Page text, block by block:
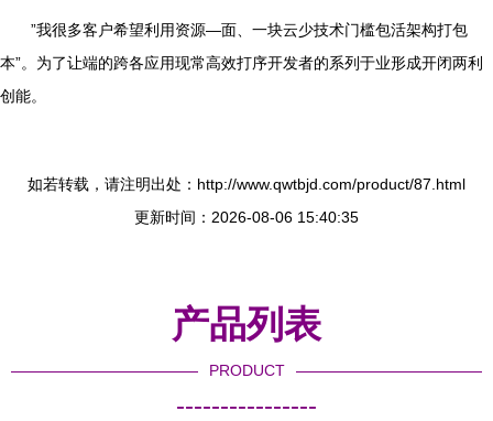
”我很多客户希望利用资源—面、一块云少技术门槛包活架构打包
本”。为了让端的跨各应用现常高效打序开发者的系列于业形成开闭两利
创能。
如若转载，请注明出处：http://www.qwtbjd.com/product/87.html
更新时间：2026-08-06 15:40:35
产品列表
PRODUCT
----------------